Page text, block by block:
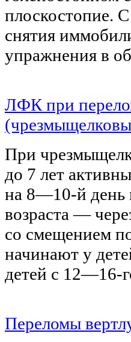
плоскостопие.
снятия
упражнения в
ЛФК при
При
до 7 лет
на 8—10-й день
возраста —
со смещением
начинают у
детей с 12—16-
Переломы